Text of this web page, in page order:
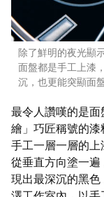
除了鮮明的夜光顯
面盤都是手工上漆
沉，也更能突顯面
最令人讚嘆的是
繪」巧匠稱號的
手工一層一層的
從垂直方向塗一
現出最深沉的黑